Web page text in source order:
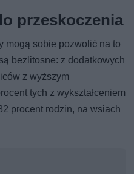
przeskoczenia
mogą sobie pozwolić na to
bezlitosne: z dodatkowych
z wyższym
tych z wykształceniem
procent rodzin, na wsiach